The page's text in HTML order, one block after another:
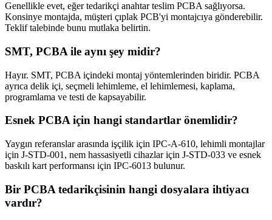
Genellikle evet, eğer tedarikçi anahtar teslim PCBA sağlıyorsa.
Konsinye montajda, müşteri çıplak PCB'yi montajcıya gönderebilir.
Teklif talebinde bunu mutlaka belirtin.
SMT, PCBA ile aynı şey midir?
Hayır. SMT, PCBA içindeki montaj yöntemlerinden biridir. PCBA
ayrıca delik içi, seçmeli lehimleme, el lehimlemesi, kaplama,
programlama ve testi de kapsayabilir.
Esnek PCBA için hangi standartlar önemlidir?
Yaygın referanslar arasında işçilik için IPC-A-610, lehimli montajlar
için J-STD-001, nem hassasiyetli cihazlar için J-STD-033 ve esnek
baskılı kart performansı için IPC-6013 bulunur.
Bir PCBA tedarikçisinin hangi dosyalara ihtiyacı
vardır?